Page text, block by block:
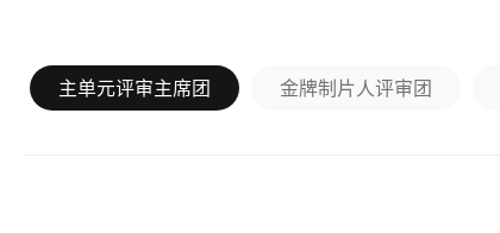
主单元评审主席团 金牌制片人评审团